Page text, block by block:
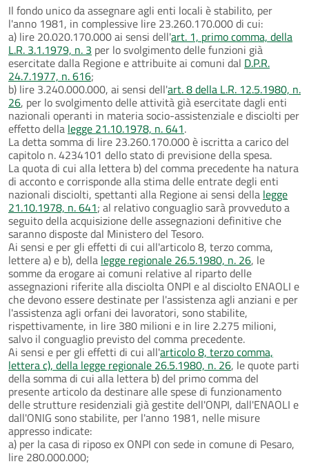
Il fondo unico da assegnare agli enti locali è stabilito, per
l'anno 1981, in complessive lire 23.260.170.000 di cui:
a) lire 20.020.170.000 ai sensi dell'art. 1, primo comma, della
L.R. 3.1.1979, n. 3 per lo svolgimento delle funzioni già
esercitate dalla Regione e attribuite ai comuni dal D.P.R.
24.7.1977, n. 616;
b) lire 3.240.000.000, ai sensi dell'art. 8 della L.R. 12.5.1980, n.
26, per lo svolgimento delle attività già esercitate dagli enti
nazionali operanti in materia socio-assistenziale e disciolti per
effetto della legge 21.10.1978, n. 641.
La detta somma di lire 23.260.170.000 è iscritta a carico del
capitolo n. 4234101 dello stato di previsione della spesa.
La quota di cui alla lettera b) del comma precedente ha natura
di acconto e corrisponde alla stima delle entrate degli enti
nazionali disciolti, spettanti alla Regione ai sensi della legge
21.10.1978, n. 641; al relativo conguaglio sarà provveduto a
seguito della acquisizione delle assegnazioni definitive che
saranno disposte dal Ministero del Tesoro.
Ai sensi e per gli effetti di cui all'articolo 8, terzo comma,
lettere a) e b), della legge regionale 26.5.1980, n. 26, le
somme da erogare ai comuni relative al riparto delle
assegnazioni riferite alla disciolta ONPI e al disciolto ENAOLI e
che devono essere destinate per l'assistenza agli anziani e per
l'assistenza agli orfani dei lavoratori, sono stabilite,
rispettivamente, in lire 380 milioni e in lire 2.275 milioni,
salvo il conguaglio previsto del comma precedente.
Ai sensi e per gli effetti di cui all'articolo 8, terzo comma,
lettera c), della legge regionale 26.5.1980, n. 26, le quote parti
della somma di cui alla lettera b) del primo comma del
presente articolo da destinare alle spese di funzionamento
delle strutture residenziali già gestite dell'ONPI, dall'ENAOLI e
dall'ONIG sono stabilite, per l'anno 1981, nelle misure
appresso indicate:
a) per la casa di riposo ex ONPI con sede in comune di Pesaro,
lire 280.000.000;